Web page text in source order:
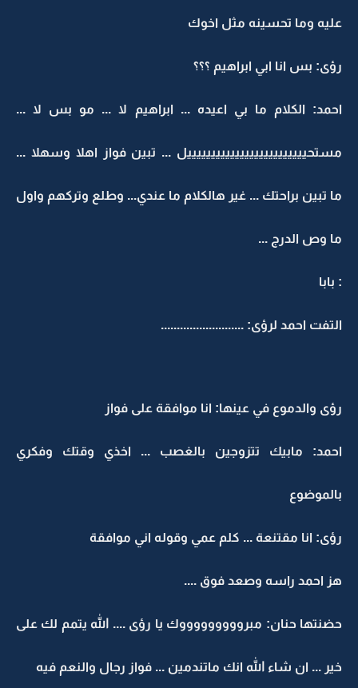
عليه وما تحسينه مثل اخوك
رؤى: بس انا ابي ابراهيم ؟؟؟
احمد: الكلام ما بي اعيده ... ابراهيم لا ... مو بس لا ...
مستحيييييييييييييييييييييييييل ... تبين فواز اهلا وسهلا ...
ما تبين براحتك ... غير هالكلام ما عندي... وطلع وتركهم واول
ما وص الدرج ...
: بابا
التفت احمد لرؤى: ..........................
رؤى والدموع في عينها: انا موافقة على فواز
احمد: مابيك تتزوجين بالغصب ... اخذي وقتك وفكري
بالموضوع
رؤى: انا مقتنعة ... كلم عمي وقوله اني موافقة
هز احمد راسه وصعد فوق ....
حضنتها حنان: مبروووووووووك يا رؤى .... الله يتمم لك على
خير ... ان شاء الله انك ماتندمين ... فواز رجال والنعم فيه